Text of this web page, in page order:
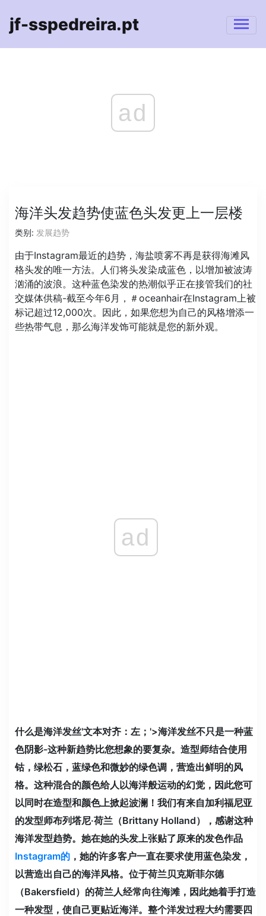
jf-sspedreira.pt
ad
海洋头发趋势使蓝色头发更上一层楼
类别: 发展趋势
由于Instagram最近的趋势，海盐喷雾不再是获得海滩风
格头发的唯一方法。人们将头发染成蓝色，以增加被波涛
汹涌的波浪。这种蓝色染发的热潮似乎正在接管我们的社
交媒体供稿-截至今年6月，＃oceanhair在Instagram上被
标记超过12,000次。因此，如果您想为自己的风格增添一
些热带气息，那么海洋发饰可能就是您的新外观。
ad
什么是海洋发丝'文本对齐：左；'>海洋发丝不只是一种蓝
色阴影-这种新趋势比您想象的要复杂。造型师结合使用
钴，绿松石，蓝绿色和微妙的绿色调，营造出鲜明的风
格。这种混合的颜色给人以海洋般运动的幻觉，因此您可
以同时在造型和颜色上掀起波澜！我们有来自加利福尼亚
的发型师布列塔尼·荷兰（Brittany Holland），感谢这种
海洋发型趋势。她在她的头发上张贴了原来的发色作品
Instagram的 ，她的许多客户一直在要求使用蓝色染发，
以营造出自己的海洋风格。位于荷兰贝克斯菲尔德
（Bakersfield）的荷兰人经常向往海滩，因此她着手打造
一种发型，使自己更贴近海洋。整个洋发过程大约需要四